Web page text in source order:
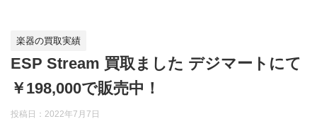
楽器の買取実績
ESP Stream 買取ました デジマートにて
￥198,000で販売中！
投稿日：2022年7月7日